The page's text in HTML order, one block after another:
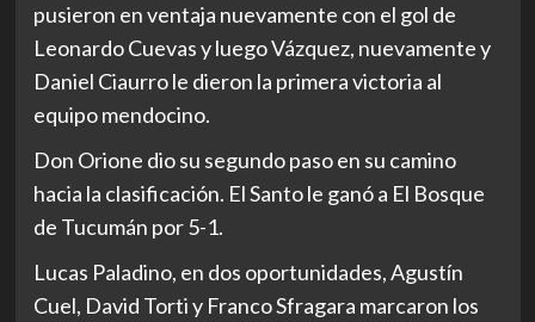
pusieron en ventaja nuevamente con el gol de
Leonardo Cuevas y luego Vázquez, nuevamente y
Daniel Ciaurro le dieron la primera victoria al
equipo mendocino.
Don Orione dio su segundo paso en su camino
hacia la clasificación. El Santo le ganó a El Bosque
de Tucumán por 5-1.
Lucas Paladino, en dos oportunidades, Agustín
Cuel, David Torti y Franco Sfragara marcaron los